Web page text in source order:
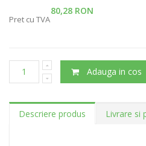
80,28 RON
Pret cu TVA
Adauga in cos
Descriere produs Livrare si